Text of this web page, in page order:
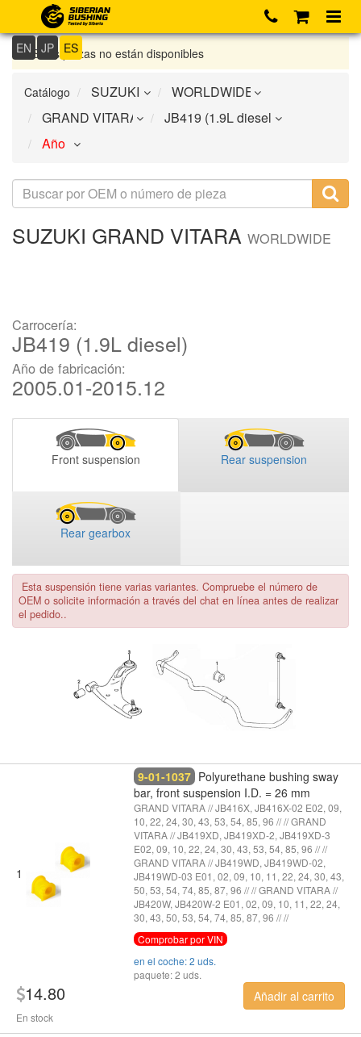
EN JP ES
Si las piezas no están disponibles
Catálogo
SUZUKI GRAND VITARA WORLDWIDE
Carrocería:
JB419 (1.9L diesel)
Año de fabricación:
2005.01-2015.12
Front suspension Rear suspension
Rear gearbox
Esta suspensión tiene varias variantes. Compruebe el número de
OEM o solicite información a través del chat en línea antes de realizar
el pedido..
1
9-01-1037 Polyurethane bushing sway
bar, front suspension I.D. = 26 mm
GRAND VITARA // JB416X, JB416X-02 E02, 09,
10, 22, 24, 30, 43, 53, 54, 85, 96 // // GRAND
VITARA // JB419XD, JB419XD-2, JB419XD-3
E02, 09, 10, 22, 24, 30, 43, 53, 54, 85, 96 // //
GRAND VITARA // JB419WD, JB419WD-02,
JB419WD-03 E01, 02, 09, 10, 11, 22, 24, 30, 43,
50, 53, 54, 74, 85, 87, 96 // // GRAND VITARA //
JB420W, JB420W-2 E01, 02, 09, 10, 11, 22, 24,
30, 43, 50, 53, 54, 74, 85, 87, 96 // //
Comprobar por VIN
en el coche: 2 uds.
paquete: 2 uds.
14.80
En stock
Añadir al carrito